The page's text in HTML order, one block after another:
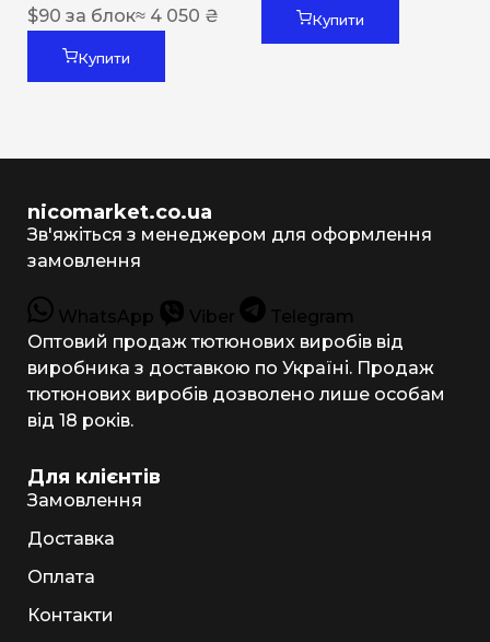
$90 за блок≈ 4 050 ₴
Купити
Купити
nicomarket.co.ua
Зв'яжіться з менеджером для оформлення
замовлення
WhatsApp Viber
Telegram
Оптовий продаж тютюнових виробів від
виробника з доставкою по Україні. Продаж
тютюнових виробів дозволено лише особам
від 18 років.
Для клієнтів
Замовлення
Доставка
Оплата
Контакти